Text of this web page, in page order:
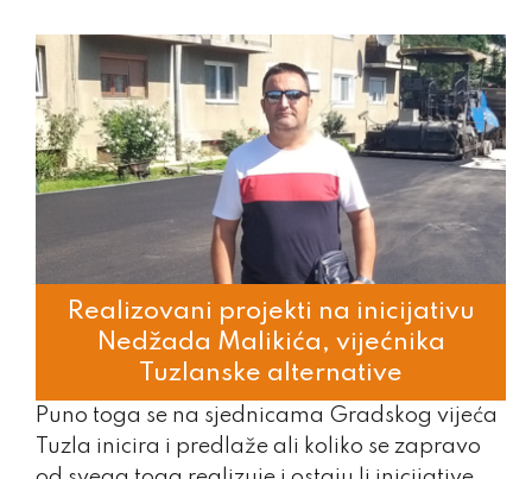
Realizovani projekti na inicijativu
Nedžada Malikića, vijećnika
Tuzlanske alternative
Puno toga se na sjednicama Gradskog vijeća
Tuzla inicira i predlaže ali koliko se zapravo